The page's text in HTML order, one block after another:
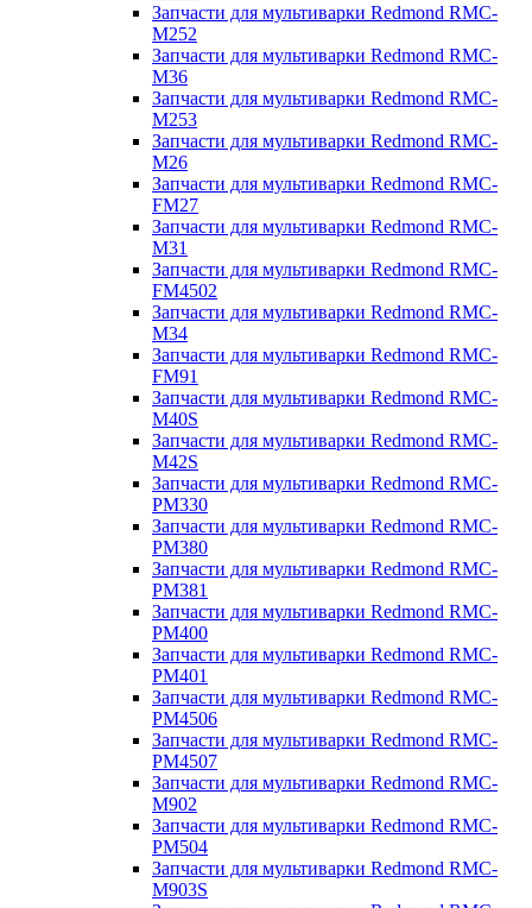
Запчасти для мультиварки Redmond RMC-
M252
Запчасти для мультиварки Redmond RMC-
M36
Запчасти для мультиварки Redmond RMC-
M253
Запчасти для мультиварки Redmond RMC-
M26
Запчасти для мультиварки Redmond RMC-
FM27
Запчасти для мультиварки Redmond RMC-
M31
Запчасти для мультиварки Redmond RMC-
FM4502
Запчасти для мультиварки Redmond RMC-
M34
Запчасти для мультиварки Redmond RMC-
FM91
Запчасти для мультиварки Redmond RMC-
M40S
Запчасти для мультиварки Redmond RMC-
M42S
Запчасти для мультиварки Redmond RMC-
PM330
Запчасти для мультиварки Redmond RMC-
PM380
Запчасти для мультиварки Redmond RMC-
PM381
Запчасти для мультиварки Redmond RMC-
PM400
Запчасти для мультиварки Redmond RMC-
PM401
Запчасти для мультиварки Redmond RMC-
PM4506
Запчасти для мультиварки Redmond RMC-
PM4507
Запчасти для мультиварки Redmond RMC-
M902
Запчасти для мультиварки Redmond RMC-
PM504
Запчасти для мультиварки Redmond RMC-
M903S